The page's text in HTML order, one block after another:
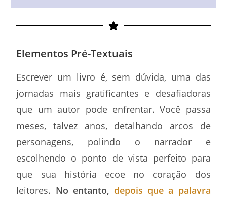
Elementos Pré-Textuais
Escrever um livro é, sem dúvida, uma das
jornadas mais gratificantes e desafiadoras
que um autor pode enfrentar. Você passa
meses, talvez anos, detalhando arcos de
personagens, polindo o narrador e
escolhendo o ponto de vista perfeito para
que sua história ecoe no coração dos
leitores. No entanto, depois que a palavra